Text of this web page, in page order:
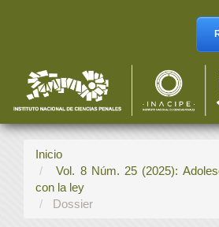
Barra
lateral
Inicio
Vol. 8 Núm. 25 (2025):
con la ley
Dossier